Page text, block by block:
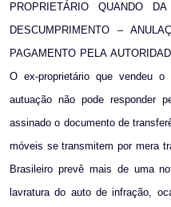
PROPRIETÁRIO QUANDO
DESCUMPRIMENTO –
PAGAMENTO PELA
O ex-proprietário que vendeu
autuação não pode responder
assinado o documento de
móveis se transmitem por mera
Brasileiro prevê mais de uma
lavratura do auto de infração,